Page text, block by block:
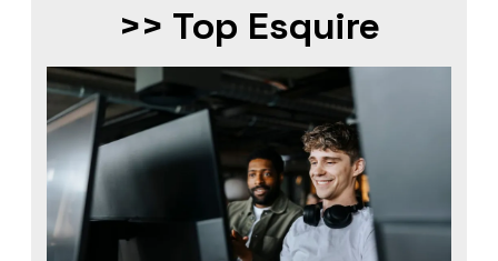
>> Top Esquire